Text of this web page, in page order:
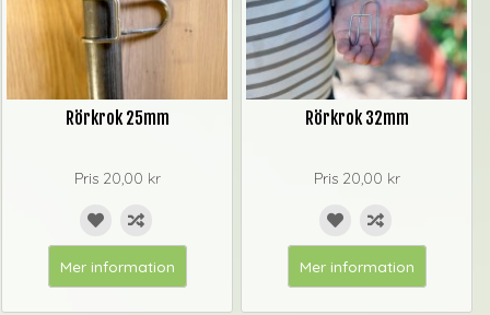
Rörkrok 25mm
Pris 20,00 kr
Mer information
Rörkrok 32mm
Pris 20,00 kr
Mer information